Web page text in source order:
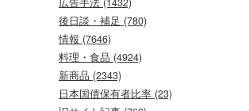
後日談・補足 (780)
情報 (7646)
料理・食品 (4924)
新商品 (2343)
日本国債保有者比率 (23)